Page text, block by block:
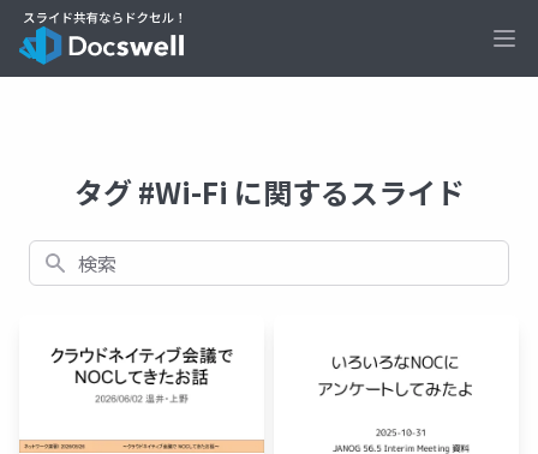
タグ #Wi-Fi に関するスライド
検索